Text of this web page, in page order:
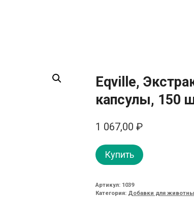
Eqville,
капсулы, 150
1 067,00 ₽
Купить
Артикул: 1039
Категория: Добавки для